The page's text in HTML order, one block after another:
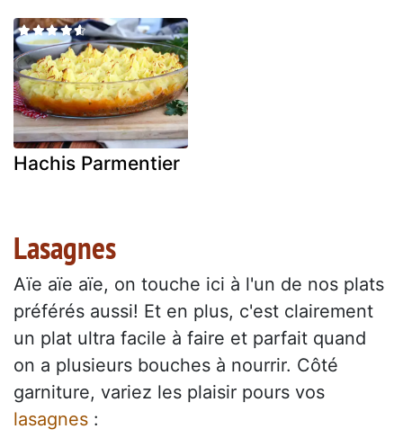
Hachis Parmentier
Lasagnes
Aïe aïe aïe, on touche ici à l'un de nos plats
préférés aussi! Et en plus, c'est clairement
un plat ultra facile à faire et parfait quand
on a plusieurs bouches à nourrir. Côté
garniture, variez les plaisir pours vos
lasagnes :